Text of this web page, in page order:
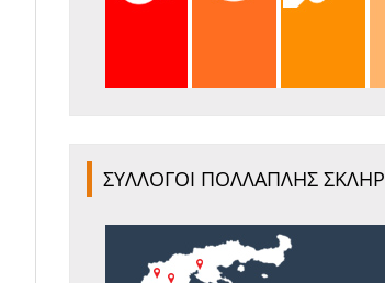
ΣΥΛΛΟΓΟΙ ΠΟΛΛΑΠΛΗΣ